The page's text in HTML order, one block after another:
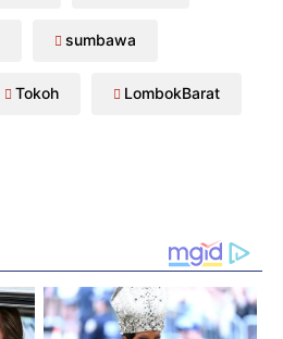
sumbawa
Tokoh LombokBarat